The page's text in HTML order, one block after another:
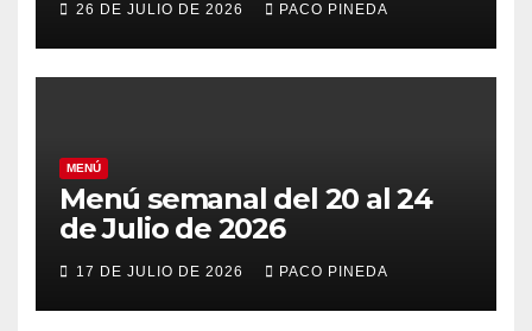
26 DE JULIO DE 2026 PACO PINEDA
MENÚ
Menú semanal del 20 al 24
de Julio de 2026
17 DE JULIO DE 2026 PACO PINEDA